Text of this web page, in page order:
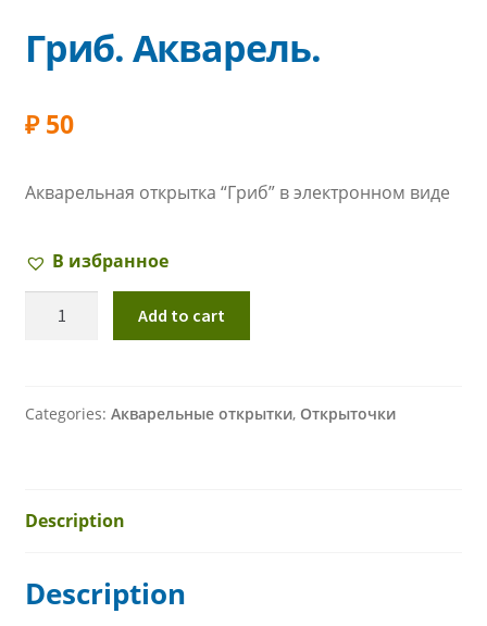
Гриб. Акварель.
₽50
Акварельная открытка “Гриб” в электронном виде
В избранное
Add to cart
Categories: Акварельные открытки, Открыточки
Description
Description